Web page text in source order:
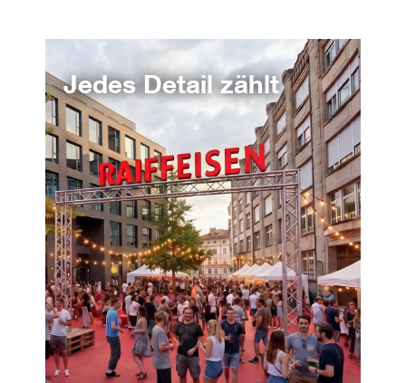
Jedes Detail zählt